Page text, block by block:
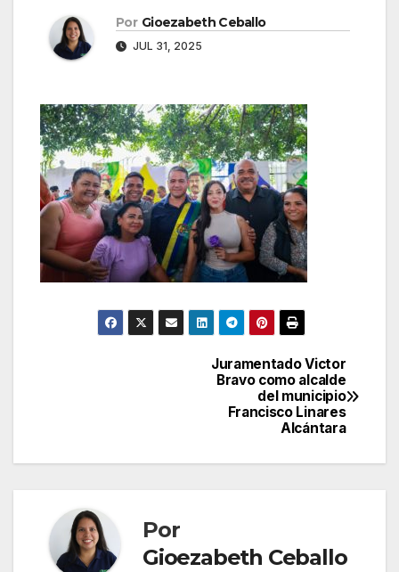
Por Gioezabeth Ceballo
JUL 31, 2025
Juramentado Victor
Bravo como alcalde
del municipio
Francisco Linares
Alcántara
Por
Gioezabeth Ceballo